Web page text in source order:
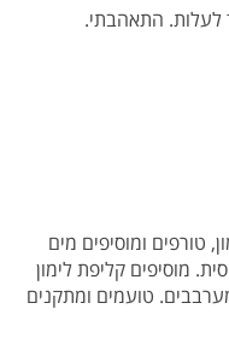
לעלות. התאהבתי.
טורפים ומוסיפים מים
מוסיפים קליפת לימון
טועמים ומתקנים